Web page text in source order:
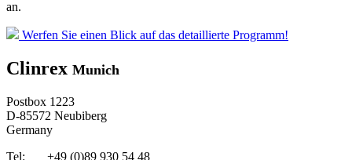
an.
Werfen Sie einen Blick auf das detaillierte Programm!
Clinrex Munich
Postbox 1223
D-85572 Neubiberg
Germany
Tel: +49 (0)89 930 54 48